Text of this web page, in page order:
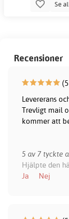
Se
Recensioner
(5
Levererans
Trevligt mail
kommer att
5 av 7 tyckte
Hjälpte den
Ja
Nej